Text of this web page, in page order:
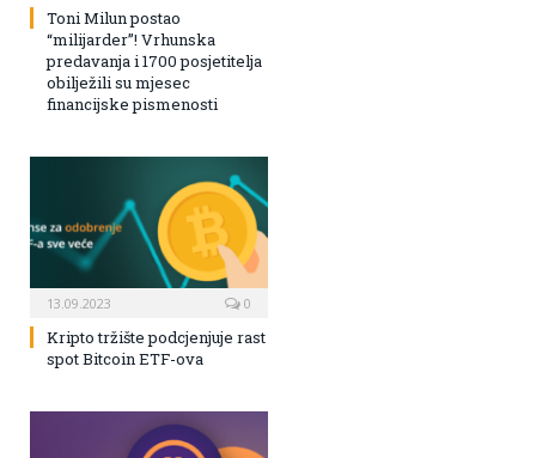
Toni Milun postao
“milijarder”! Vrhunska
predavanja i 1700 posjetitelja
obilježili su mjesec
financijske pismenosti
13.09.2023 0
Kripto tržište podcjenjuje rast
spot Bitcoin ETF-ova